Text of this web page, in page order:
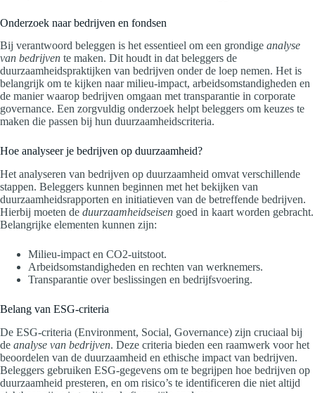
Onderzoek naar bedrijven en fondsen
Bij verantwoord beleggen is het essentieel om een grondige analyse
van bedrijven te maken. Dit houdt in dat beleggers de
duurzaamheidspraktijken van bedrijven onder de loep nemen. Het is
belangrijk om te kijken naar milieu-impact, arbeidsomstandigheden en
de manier waarop bedrijven omgaan met transparantie in corporate
governance. Een zorgvuldig onderzoek helpt beleggers om keuzes te
maken die passen bij hun duurzaamheidscriteria.
Hoe analyseer je bedrijven op duurzaamheid?
Het analyseren van bedrijven op duurzaamheid omvat verschillende
stappen. Beleggers kunnen beginnen met het bekijken van
duurzaamheidsrapporten en initiatieven van de betreffende bedrijven.
Hierbij moeten de duurzaamheidseisen goed in kaart worden gebracht.
Belangrijke elementen kunnen zijn:
Milieu-impact en CO2-uitstoot.
Arbeidsomstandigheden en rechten van werknemers.
Transparantie over beslissingen en bedrijfsvoering.
Belang van ESG-criteria
De ESG-criteria (Environment, Social, Governance) zijn cruciaal bij
de analyse van bedrijven. Deze criteria bieden een raamwerk voor het
beoordelen van de duurzaamheid en ethische impact van bedrijven.
Beleggers gebruiken ESG-gegevens om te begrijpen hoe bedrijven op
duurzaamheid presteren, en om risico’s te identificeren die niet altijd